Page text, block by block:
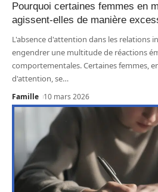
Pourquoi certaines femmes en
agissent-elles de manière
L'absence d'attention dans les relations
engendrer une multitude de réactions
comportementales. Certaines femmes,
d'attention, se…
Famille 10 mars 2026